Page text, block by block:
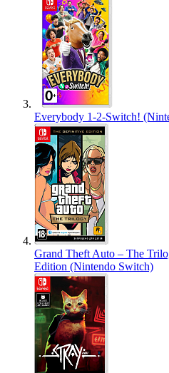
Everybody 1-2-Switch!
Grand Theft Auto – The
Edition (Nintendo Switch)